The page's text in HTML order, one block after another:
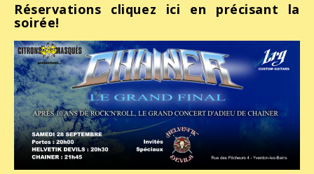
Réservations cliquez ici en précisant la
soirée!